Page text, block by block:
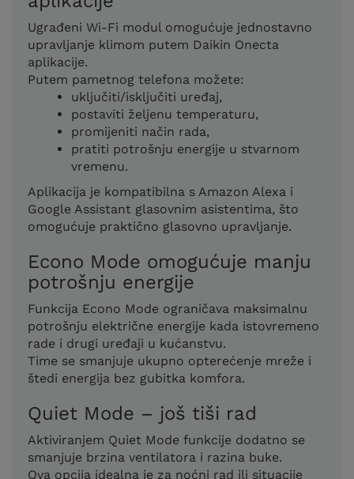
Ugrađeni Wi-Fi modul omogućuje jednostavno
upravljanje klimom putem Daikin Onecta
aplikacije.
Putem pametnog telefona možete:
uključiti/isključiti uređaj,
postaviti željenu temperaturu,
promijeniti način rada,
pratiti potrošnju energije u stvarnom
vremenu.
Aplikacija je kompatibilna s Amazon Alexa i
Google Assistant glasovnim asistentima, što
omogućuje praktično glasovno upravljanje.
Econo Mode omogućuje manju
potrošnju energije
Funkcija Econo Mode ograničava maksimalnu
potrošnju električne energije kada istovremeno
rade i drugi uređaji u kućanstvu.
Time se smanjuje ukupno opterećenje mreže i
štedi energija bez gubitka komfora.
Quiet Mode – još tiši rad
Aktiviranjem Quiet Mode funkcije dodatno se
smanjuje brzina ventilatora i razina buke.
Ova opcija idealna je za noćni rad ili situacije